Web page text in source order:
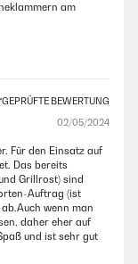
am
GEPRÜFTE BEWERTUNG
02/05/2024
Für den Einsatz auf
Das bereits
Grillrost) sind
Auftrag (ist
wenn man
daher eher auf
und ist sehr gut